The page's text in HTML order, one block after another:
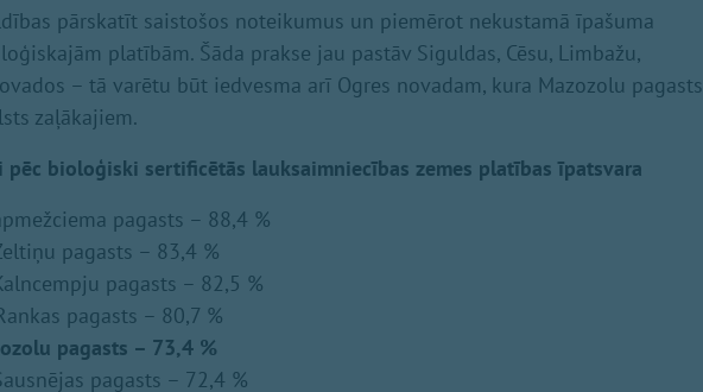
pārskatīt saistošos noteikumus un piemērot nekustamā īpašuma
platībām. Šāda prakse jau pastāv Siguldas, Cēsu, Limbažu,
– tā varētu būt iedvesma arī Ogres novadam, kura Mazozolu pagasts
zaļākajiem.
pēc bioloģiski sertificētās lauksaimniecības zemes platības īpatsvara
pagasts – 88,4 %
pagasts – 83,4 %
pagasts – 82,5 %
pagasts – 80,7 %
pagasts – 73,4 %
pagasts – 72,4 %